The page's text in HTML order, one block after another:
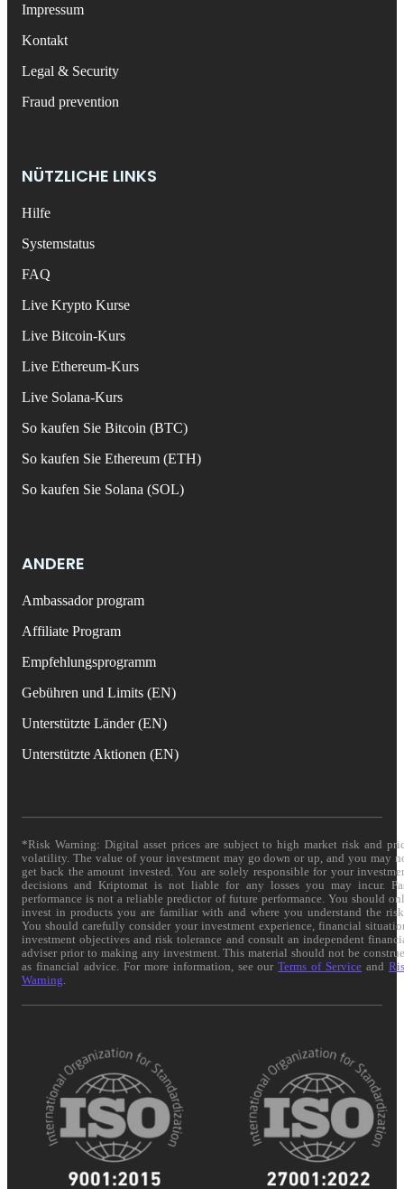
Impressum
Kontakt
Legal & Security
Fraud prevention
NÜTZLICHE LINKS
Hilfe
Systemstatus
FAQ
Live Krypto Kurse
Live Bitcoin-Kurs
Live Ethereum-Kurs
Live Solana-Kurs
So kaufen Sie Bitcoin (BTC)
So kaufen Sie Ethereum (ETH)
So kaufen Sie Solana (SOL)
ANDERE
Ambassador program
Affiliate Program
Empfehlungsprogramm
Gebühren und Limits (EN)
Unterstützte Länder (EN)
Unterstützte Aktionen (EN)
*Risk Warning: Digital asset prices are subject to high market risk and
volatility. The value of your investment may go down or up, and you may
get back the amount invested. You are solely responsible for your
decisions and Kriptomat is not liable for any losses you may incur.
performance is not a reliable predictor of future performance. You should
invest in products you are familiar with and where you understand the
You should carefully consider your investment experience, financial
investment objectives and risk tolerance and consult an independent
adviser prior to making any investment. This material should not be
as financial advice. For more information, see ourTerms of Service and
Warning